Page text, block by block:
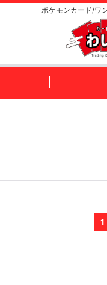
ポケモンカード/ワ
1